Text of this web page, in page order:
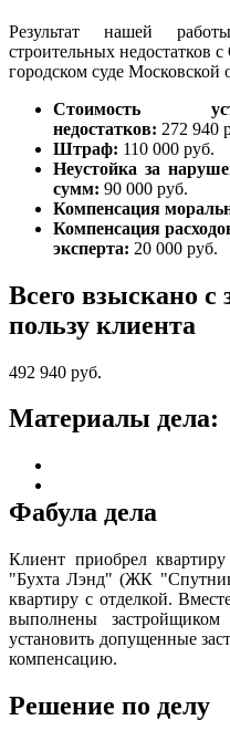
Результат нашей
строительных
городском суде Московской
Стоимость
недостатков: 272 940
Штраф: 110 000 руб.
Неустойка за
сумм: 90 000 руб.
Компенсация
Компенсация
эксперта: 20 000 руб.
Всего взыскано с
пользу клиента
492 940 руб.
Материалы дела:
Фабула дела
Клиент приобрел
"Бухта Лэнд" (ЖК
квартиру с отделкой.
выполнены застройщиком
установить допущенные
компенсацию.
Решение по делу